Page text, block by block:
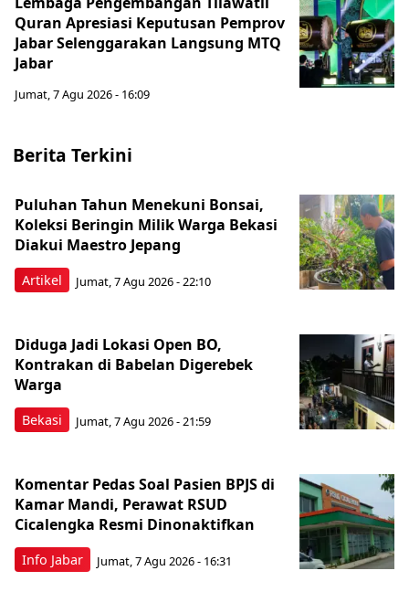
Quran Apresiasi Keputusan Pemprov
Jabar Selenggarakan Langsung MTQ
Jabar
Jumat, 7 Agu 2026 - 16:09
Berita Terkini
Artikel
Puluhan Tahun Menekuni Bonsai,
Koleksi Beringin Milik Warga Bekasi
Diakui Maestro Jepang
Jumat, 7 Agu 2026 - 22:10
Bekasi
Diduga Jadi Lokasi Open BO,
Kontrakan di Babelan Digerebek
Warga
Jumat, 7 Agu 2026 - 21:59
Info Jabar
Komentar Pedas Soal Pasien BPJS di
Kamar Mandi, Perawat RSUD
Cicalengka Resmi Dinonaktifkan
Jumat, 7 Agu 2026 - 16:31